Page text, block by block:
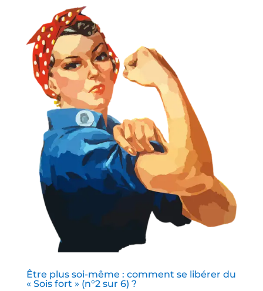
Être plus soi-même : comment se libérer du
« Sois fort » (n°2 sur 6) ?